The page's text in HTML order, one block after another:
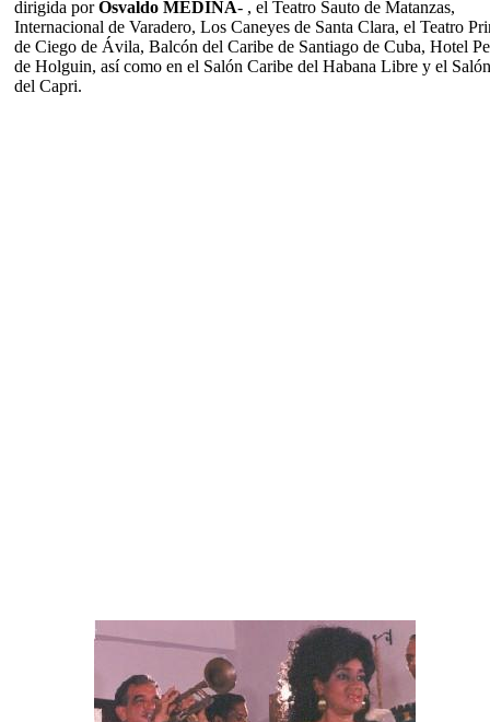
dirigida porOsvaldo MEDINA- , el Teatro Sauto de Matanzas,
Internacional de Varadero, Los Caneyes de Santa Clara, el Teatro
de Ciego de Ávila, Balcón del Caribe de Santiago de Cuba, Hotel
de Holguin, así como en el Salón Caribe del Habana Libre y el
del Capri.